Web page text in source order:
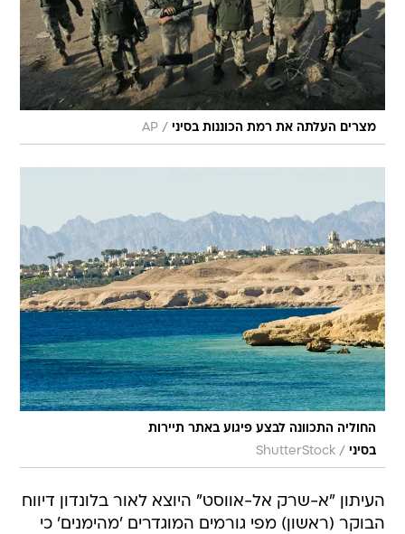
מצרים העלתה את רמת הכוננות בסיני /
AP
החוליה התכוונה לבצע פיגוע באתר תיירות
בסיני /
ShutterStock
העיתון "א-שרק אל-אווסט" היוצא לאור בלונדון דיווח
הבוקר (ראשון) מפי גורמים המוגדרים 'מהימנים' כי